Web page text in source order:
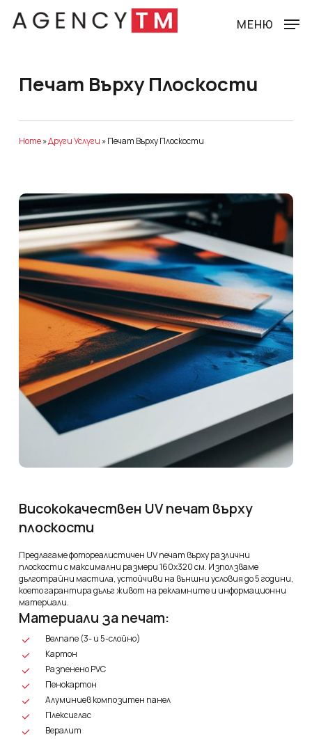
main
МЕНЮ
Печат Върху Плоскости
Home»Други Услуги »Печат Върху Плоскости
Висококачествен UV печат върху
плоскости
Предлагаме фотореалистичен UV печат върху различни
плоскости с максимални размери 160х320 см. Използваме
дълготрайни мастила, устойчиви на външни условия до 5 години,
което гарантира дълъг живот на рекламните и информационни
материали.
Материали за печат:
Велпапе (3- и 5-слойно)
Картон
Разпенено PVC
Пенокартон
Алуминиев композитен панел
Плексиглас
Вералит